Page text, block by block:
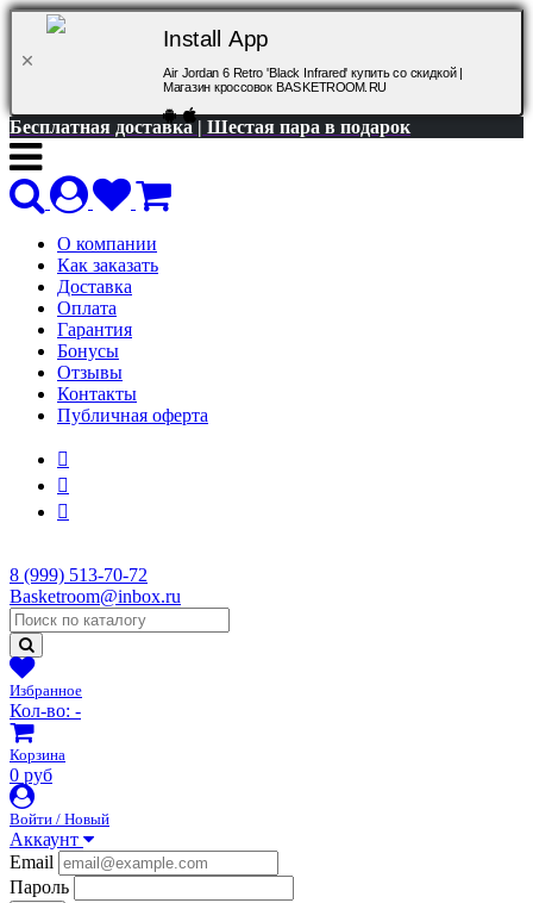
Install App
Air Jordan 6 Retro 'Black Infrared' купить со скидкой |
Магазин кроссовок BASKETROOM.RU
Бесплатная доставка | Шестая пара в подарок
О компании
Как заказать
Доставка
Оплата
Гарантия
Бонусы
Отзывы
Контакты
Публичная оферта
8 (999) 513-70-72
Basketroom@inbox.ru
Избранное
Кол-во: -
Корзина
0 руб
Войти / Новый
Аккаунт
Email
Пароль